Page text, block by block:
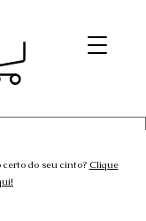
do seu cinto? Clique